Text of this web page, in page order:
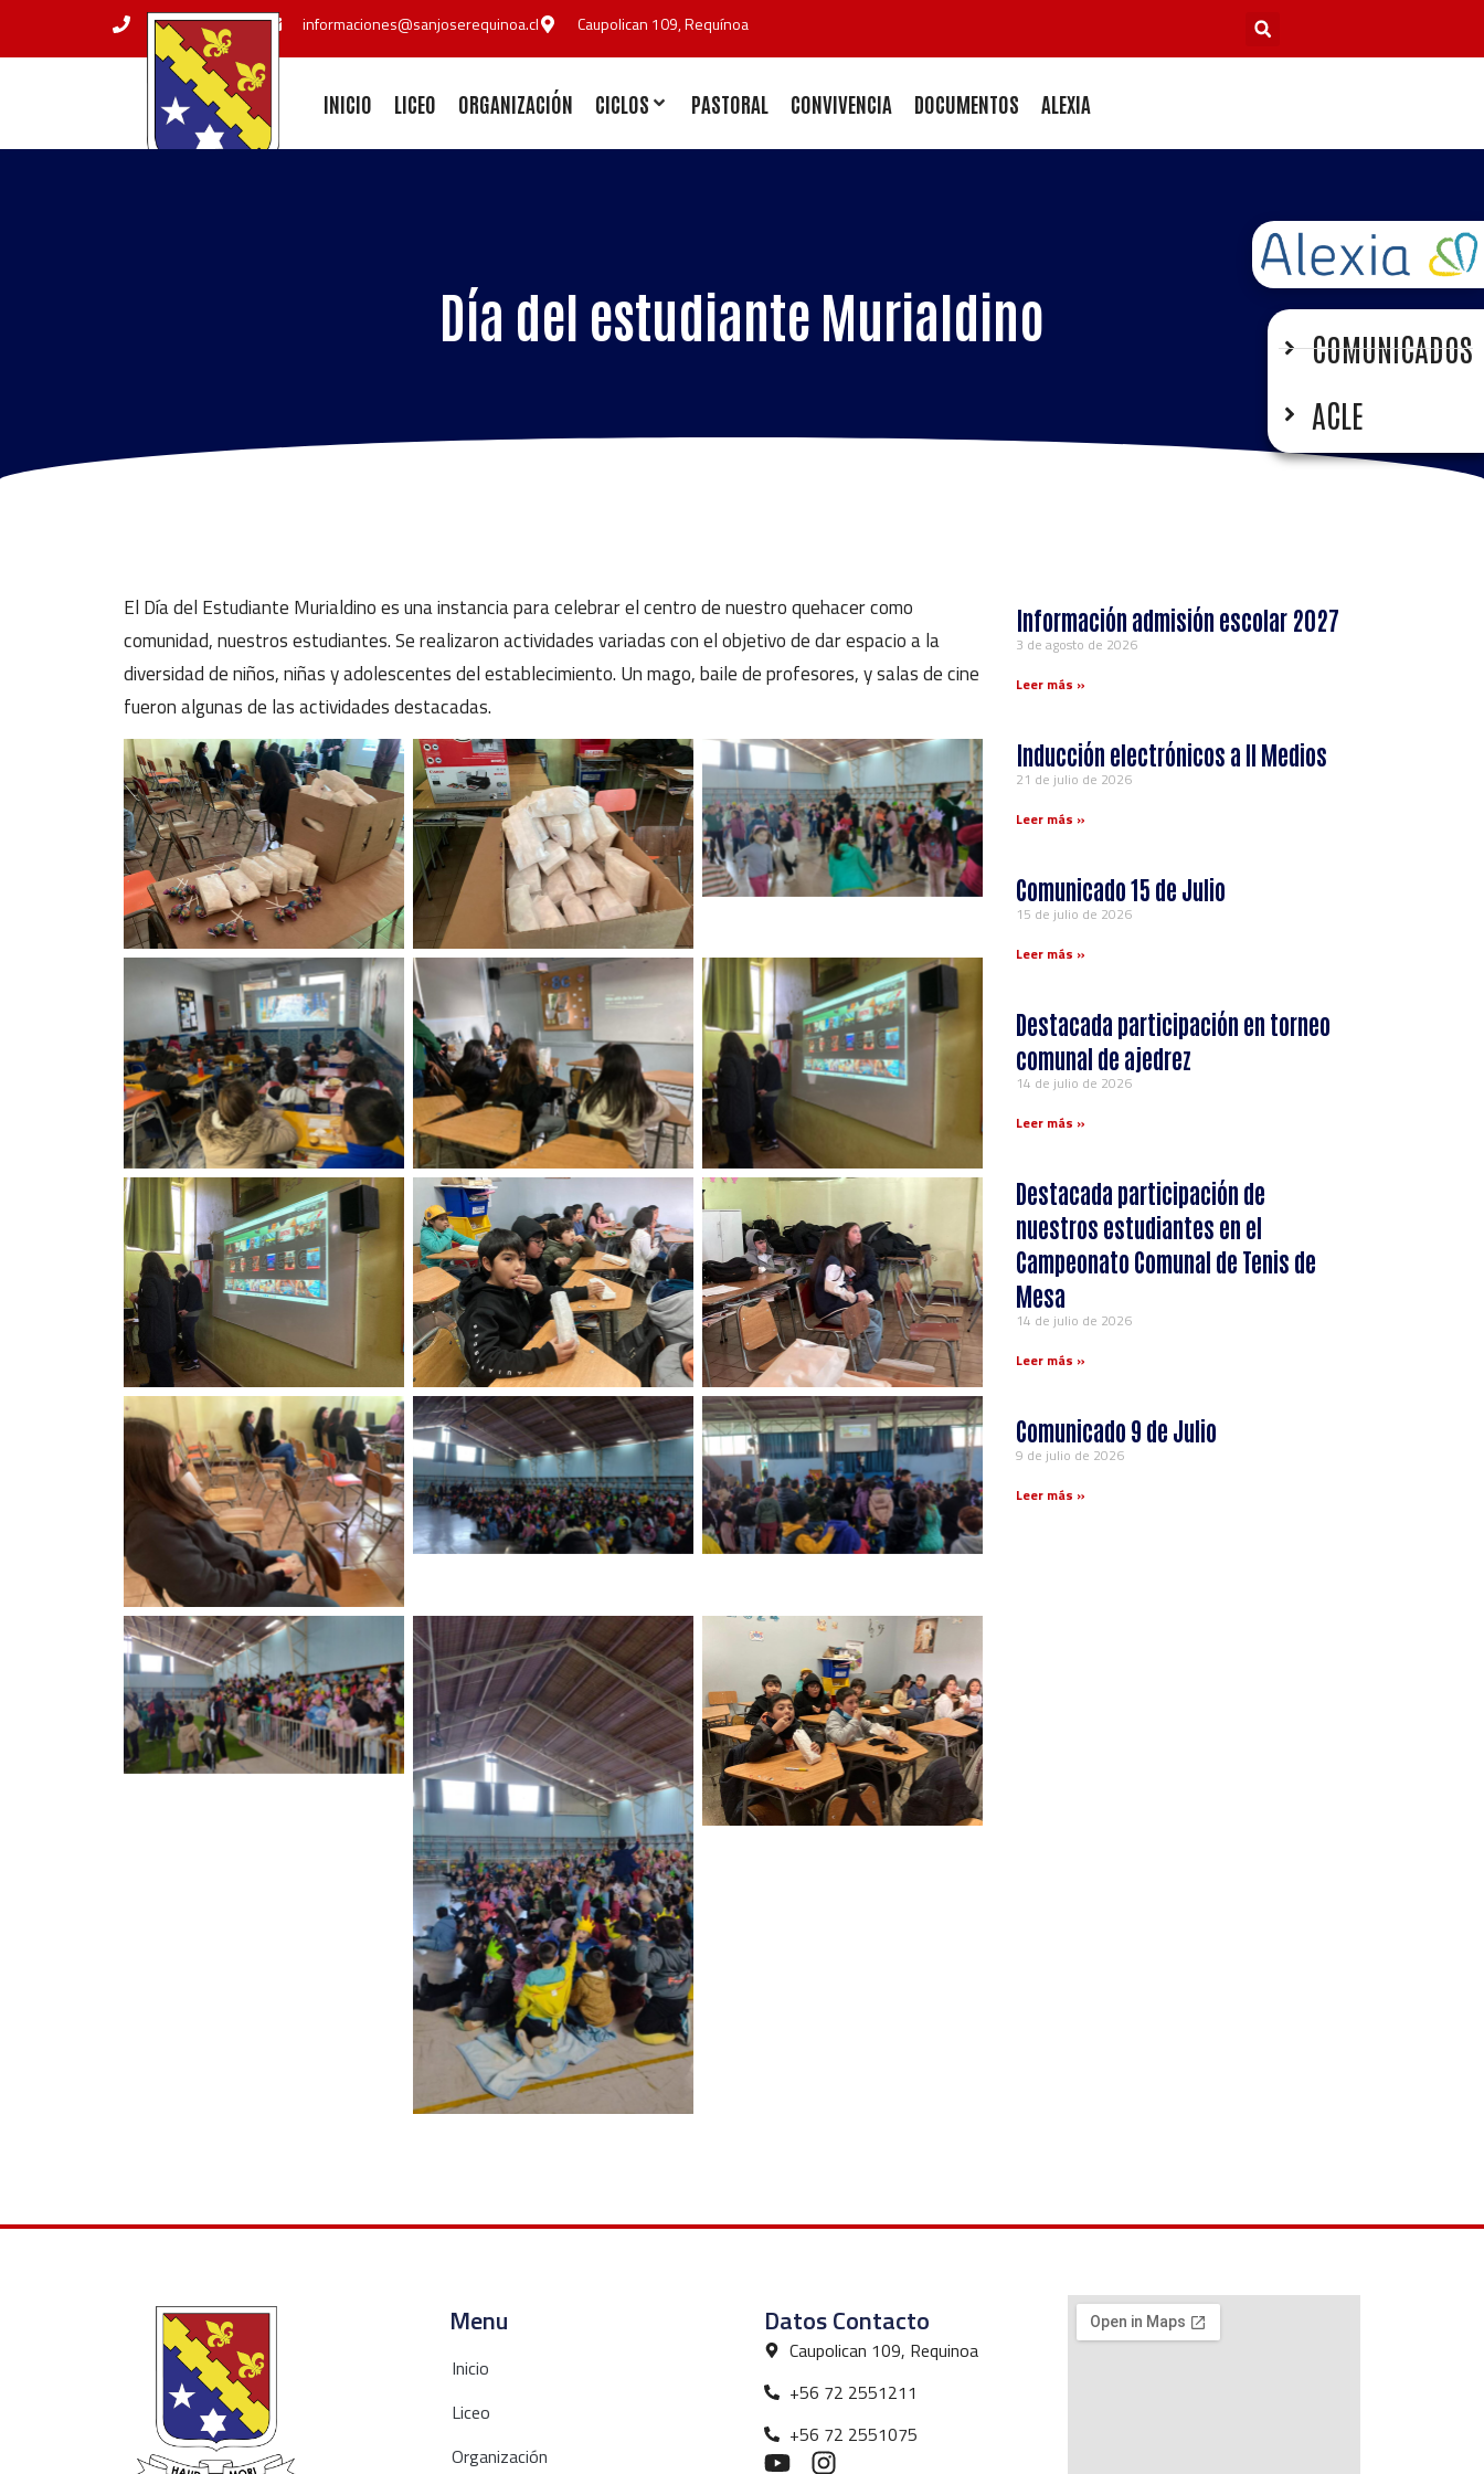
+56 72 2551211 informaciones@sanjoserequinoa.cl Caupolican 109, Requínoa
INICIO LICEO ORGANIZACIÓN CICLOS PASTORAL CONVIVENCIA DOCUMENTOS ALEXIA
COMUNICADOS
ACLE
Día del estudiante Murialdino
El Día del Estudiante Murialdino es una instancia para celebrar el centro de nuestro quehacer como
comunidad, nuestros estudiantes. Se realizaron actividades variadas con el objetivo de dar espacio a la
diversidad de niños, niñas y adolescentes del establecimiento. Un mago, baile de profesores, y salas de cine
fueron algunas de las actividades destacadas.
Información admisión escolar 2027
3 de agosto de 2026
Leer más »
Inducción electrónicos a ll Medios
21 de julio de 2026
Leer más »
Comunicado 15 de Julio
15 de julio de 2026
Leer más »
Destacada participación en torneo
comunal de ajedrez
14 de julio de 2026
Leer más »
Destacada participación de
nuestros estudiantes en el
Campeonato Comunal de Tenis de
Mesa
14 de julio de 2026
Leer más »
Comunicado 9 de Julio
9 de julio de 2026
Leer más »
Menu
Inicio
Liceo
Organización
Datos Contacto
Caupolican 109, Requinoa
+56 72 2551211
+56 72 2551075